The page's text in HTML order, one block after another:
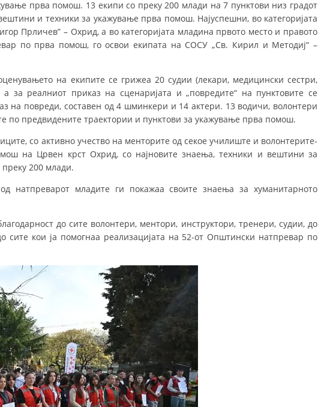
ДИСЕМИНАЦИЈА
MЕЃУНАРОДНО ХУМАНИТАРНО ПРАВО
УПОТРЕБА И ЗАШТИТА НА АМБЛЕМОТ
СОЦИЈАЛНО ХУМАНИТАРНА ДЕЈНОСТ
ПОДГОТВЕНОСТ И ДЕЈСТВО ПРИ КАТАСТРОФИ
ПРОЕКТИ – ПОДГОТВЕНОСТ И ДЕЈСТВУВАЊЕ ПРИ КАТАСТРОФИ
ИСТРАЖУВАЊЕ НА ЈАВНО МИСЛЕЊЕ
МЕЃУНАРОДНА СОРАБОТКА
ЗНАЧЕЊЕ НА СЛУЖБАТА ЗА БАРАЊЕ
ЗДРАВСТВЕНО ПРЕВЕНТИВНА ДЕЈНОСТ
КРВОДАРИТЕЛСТВО
ИНФОРМАЦИИ ЗА БОЛЕСТИ
прва помош. 13 екипи со преку 200 млади на 7 пунктови низ градот
и техники за укажување прва помош. Најуспешни, во категоријата
Прличев” – Охрид, а во категоријата младина првото место и правото
по прва помош, го освои екипата на СОСУ „Св. Кирил и Методиј“ –
на екипите се грижеа 20 судии (лекари, медицински сестри,
за реалниот приказ на сценаријата и „повредите“ на пунктовите се
на повреди, составен од 4 шминкери и 14 актери. 13 водичи, волонтери
по предвидените траектории и пунктови за укажување прва помош.
со активно учество на менторите од секое училиште и волонтерите-
на Црвен крст Охрид, со најновите знаења, техники и вештини за
200 млади.
натпреварот младите ги покажаа своите знаења за хуманитарното
до сите волонтери, ментори, инструктори, тренери, судии, до
сите кои ја помогнаа реализацијата на 52-от Општински натпревар по